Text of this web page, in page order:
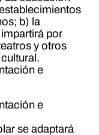
b) la
por
y otros
e
e
se adaptará